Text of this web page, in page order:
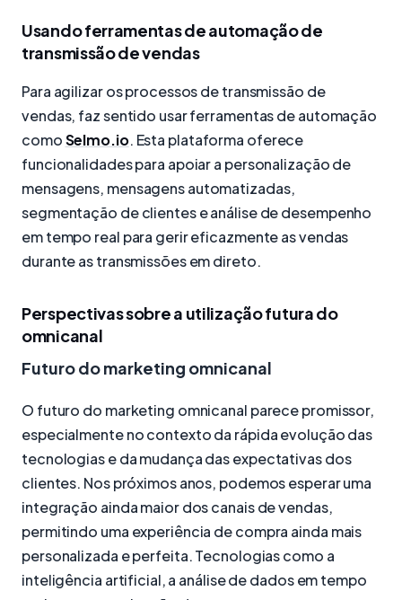
Usando ferramentas de automação de
transmissão de vendas
Para agilizar os processos de transmissão de
vendas, faz sentido usar ferramentas de automação
comoSelmo.io. Esta plataforma oferece
funcionalidades para apoiar a personalização de
mensagens, mensagens automatizadas,
segmentação de clientes e análise de desempenho
em tempo real para gerir eficazmente as vendas
durante as transmissões em direto.
Perspectivas sobre a utilização futura do
omnicanal
Futuro do marketing omnicanal
O futuro do marketing omnicanal parece promissor,
especialmente no contexto da rápida evolução das
tecnologias e da mudança das expectativas dos
clientes. Nos próximos anos, podemos esperar uma
integração ainda maior dos canais de vendas,
permitindo uma experiência de compra ainda mais
personalizada e perfeita. Tecnologias como a
inteligência artificial, a análise de dados em tempo